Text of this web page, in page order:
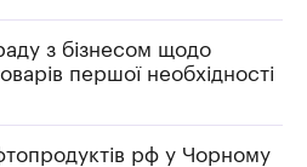
з бізнесом щодо
першої необхідності
рф у Чорному